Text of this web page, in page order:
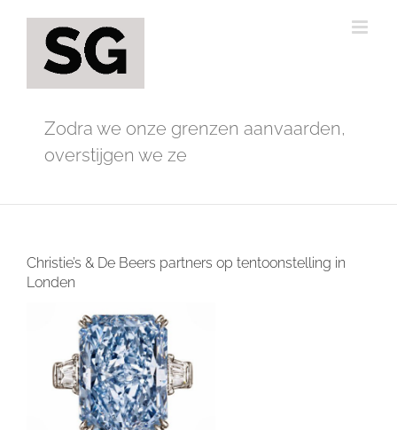
Zodra we onze grenzen aanvaarden,
overstijgen we ze
Christie’s & De Beers partners op tentoonstelling in
Londen
afbeelding